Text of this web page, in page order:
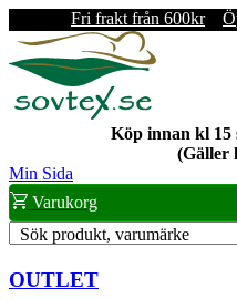
Fri frakt från 600kr
Köp innan kl 15
(Gäller
Min Sida
Varukorg
Sök produkt, varumärke
OUTLET